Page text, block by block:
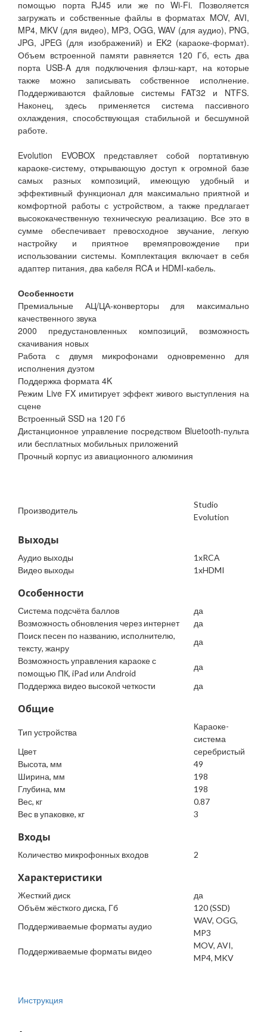
помощью порта RJ45 или же по Wi-Fi. Позволяется
загружать и собственные файлы в форматах MOV, AVI,
MP4, MKV (для видео), MP3, OGG, WAV (для аудио), PNG,
JPG, JPEG (для изображений) и EK2 (караоке-формат).
Объем встроенной памяти равняется 120 Гб, есть два
порта USB-A для подключения флэш-карт, на которые
также можно записывать собственное исполнение.
Поддерживаются файловые системы FAT32 и NTFS.
Наконец, здесь применяется система пассивного
охлаждения, способствующая стабильной и бесшумной
работе.
Evolution EVOBOX представляет собой портативную
караоке-систему, открывающую доступ к огромной базе
самых разных композиций, имеющую удобный и
эффективный функционал для максимально приятной и
комфортной работы с устройством, а также предлагает
высококачественную техническую реализацию. Все это в
сумме обеспечивает превосходное звучание, легкую
настройку и приятное времяпровождение при
использовании системы. Комплектация включает в себя
адаптер питания, два кабеля RCA и HDMI-кабель.
Особенности
Премиальные АЦ/ЦА-конверторы для максимально
качественного звука
2000 предустановленных композиций, возможность
скачивания новых
Работа с двумя микрофонами одновременно для
исполнения дуэтом
Поддержка формата 4K
Режим Live FX имитирует эффект живого выступления на
сцене
Встроенный SSD на 120 Гб
Дистанционное управление посредством Bluetooth-пульта
или бесплатных мобильных приложений
Прочный корпус из авиационного алюминия
Производитель
Studio
Evolution
Выходы
Аудио выходы
1xRCA
Видео выходы
1xHDMI
Особенности
Система подсчёта баллов
да
Возможность обновления через интернет
да
Поиск песен по названию, исполнителю,
тексту, жанру
да
Возможность управления караоке с
помощью ПК, iPad или Android
да
Поддержка видео высокой четкости
да
Общие
Тип устройства
Караоке-
система
Цвет
серебристый
Высота, мм
49
Ширина, мм
198
Глубина, мм
198
Вес, кг
0.87
Вес в упаковке, кг
3
Входы
Количество микрофонных входов 2
Характеристики
Жесткий диск
да
Объём жёсткого диска, Гб
120 (SSD)
Поддерживаемые форматы аудио
WAV, OGG,
MP3
Поддерживаемые форматы видео
MOV, AVI,
MP4, MKV
Инструкция